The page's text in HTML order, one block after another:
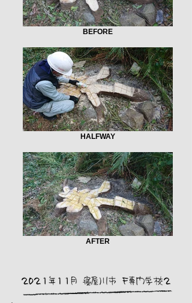
BEFORE
HALFWAY
AFTER